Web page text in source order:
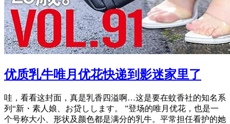
优质乳牛唯月优花快递到影迷家里了
哇，看看这封面，真是乳香四溢啊…这是要在蚊香社的知名系
列“新・素人娘、お贷しします。 ”登场的唯月优花，也是一
个号称大小、形状及颜色都是满分的乳牛。平常担任看护的她